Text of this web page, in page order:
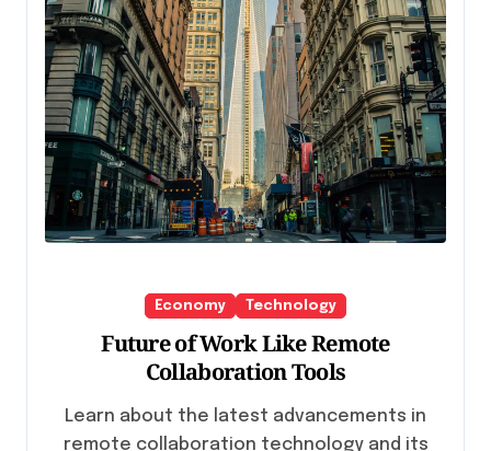
Economy Technology
Future of Work Like Remote
Collaboration Tools
Learn about the latest advancements in
remote collaboration technology and its